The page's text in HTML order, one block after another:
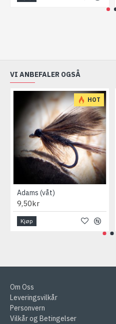
VI ANBEFALER OGSÅ
HOT
Adams (våt)
9,50kr
Kjøp
Om Oss
Leveringsvilkår
Personvern
Vilkår og Betingelser